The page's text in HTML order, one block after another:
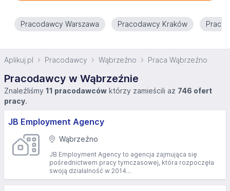
Pracodawcy Warszawa Pracodawcy Kraków
Aplikuj.pl Pracodawcy Wąbrzeźno Praca Wąbrzeźno
Pracodawcy w Wąbrzeźnie
Znaleźliśmy 11 pracodawców którzy zamieścili aż 746 ofert
pracy.
JB Employment Agency
Wąbrzeźno
JB Employment Agency to agencja zajmująca się
pośrednictwem pracy tymczasowej, która rozpoczęła
swoją działalność w 2014...